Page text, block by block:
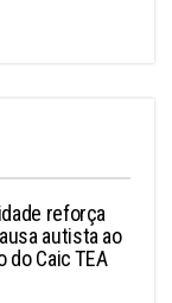
reforça
autista ao
do Caic TEA